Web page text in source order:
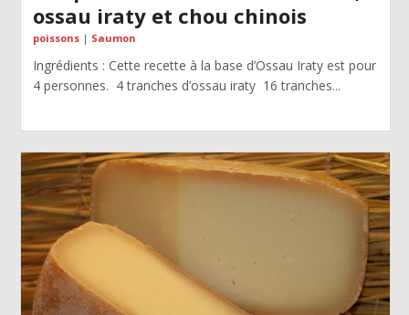
ossau iraty et chou chinois
poissons| Saumon
Ingrédients : Cette recette à la base d’Ossau Iraty est pour
4 personnes. 4 tranches d’ossau iraty 16 tranches...